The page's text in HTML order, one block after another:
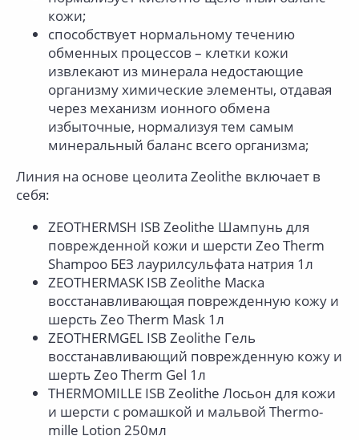
кожи;
способствует нормальному течению
обменных процессов – клетки кожи
извлекают из минерала недостающие
организму химические элементы, отдавая
через механизм ионного обмена
избыточные, нормализуя тем самым
минеральный баланс всего организма;
Линия на основе цеолита Zeolithe включает в
себя:
ZEOTHERMSH ISB Zeolithe Шампунь для
поврежденной кожи и шерсти Zeo Therm
Shampoo БЕЗ лаурилсульфата натрия 1л
ZEOTHERMASK ISB Zeolithe Маска
восстанавливающая поврежденную кожу и
шерсть Zeo Therm Mask 1л
ZEOTHERMGEL ISB Zeolithe Гель
восстанавливающий поврежденную кожу и
шерть Zeo Therm Gel 1л
THERMOMILLE ISB Zeolithe Лосьон для кожи
и шерсти с ромашкой и мальвой Thermo-
mille Lotion 250мл